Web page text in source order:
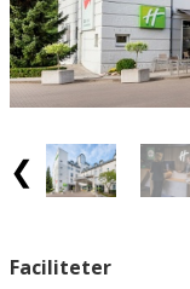
Faciliteter